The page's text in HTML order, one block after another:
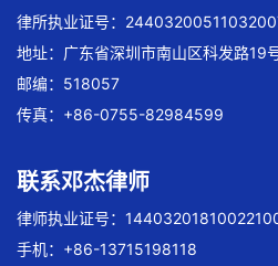
律所执业证号：
地址：广东省深圳市南山区科发路19
邮编：518057
传真：+86-0755-82984599
联系邓杰律师
律师执业证号：
手机：+86-13715198118